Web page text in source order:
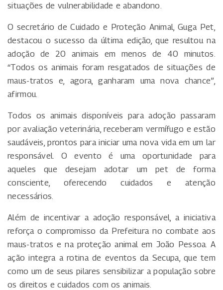
situações de vulnerabilidade e abandono.
O secretário de Cuidado e Proteção Animal, Guga Pet,
destacou o sucesso da última edição, que resultou na
adoção de 20 animais em menos de 40 minutos.
“Todos os animais foram resgatados de situações de
maus-tratos e, agora, ganharam uma nova chance”,
afirmou.
Todos os animais disponíveis para adoção passaram
por avaliação veterinária, receberam vermífugo e estão
saudáveis, prontos para iniciar uma nova vida em um lar
responsável. O evento é uma oportunidade para
aqueles que desejam adotar um pet de forma
consciente, oferecendo cuidados e atenção
necessários.
Além de incentivar a adoção responsável, a iniciativa
reforça o compromisso da Prefeitura no combate aos
maus-tratos e na proteção animal em João Pessoa. A
ação integra a rotina de eventos da Secupa, que tem
como um de seus pilares sensibilizar a população sobre
os direitos e cuidados com os animais.